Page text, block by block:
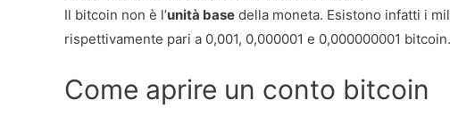
Il bitcoin non è l’unità base della moneta. Esistono infatti i
rispettivamente pari a 0,001, 0,000001 e 0,000000001 bitcoin.
Come aprire un conto bitcoin